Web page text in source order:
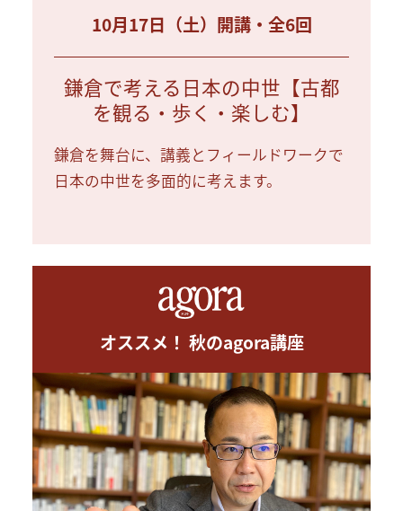
10月17日（土）開講・全6回
鎌倉で考える日本の中世【古都
を観る・歩く・楽しむ】
鎌倉を舞台に、講義とフィールドワークで
日本の中世を多面的に考えます。
オススメ！ 秋のagora講座